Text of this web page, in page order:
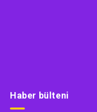
Haber bülteni